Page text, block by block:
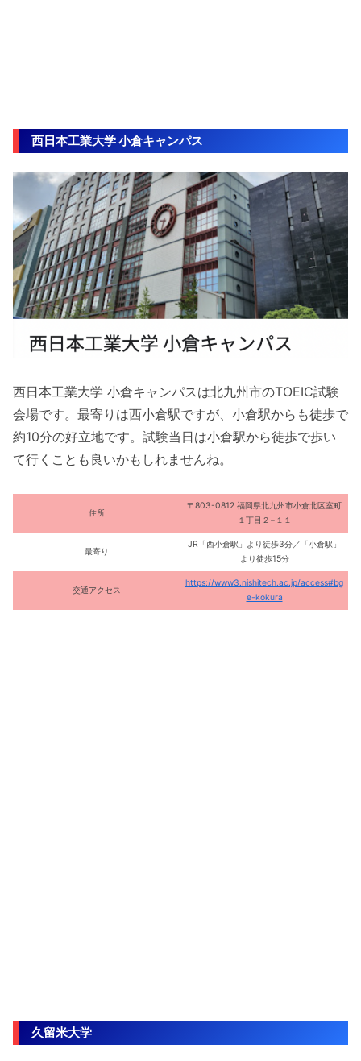
西日本工業大学 小倉キャンパス
西日本工業大学 小倉キャンパスは北九州市のTOEIC試験
会場です。最寄りは西小倉駅ですが、小倉駅からも徒歩で
約10分の好立地です。試験当日は小倉駅から徒歩で歩い
て行くことも良いかもしれませんね。
住所
〒803-0812 福岡県北九州市小倉北区室町
１丁目２−１１
最寄り
JR「西小倉駅」より徒歩3分／「小倉駅」
より徒歩15分
交通アクセス
https://www3.nishitech.ac.jp/access#bg
e-kokura
久留米大学